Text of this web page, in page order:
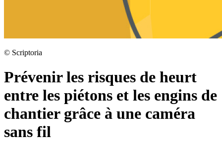
© Scriptoria
Prévenir les risques de heurt
entre les piétons et les engins de
chantier grâce à une caméra
sans fil